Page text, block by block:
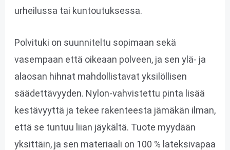
urheilussa tai kuntoutuksessa.
Polvituki on suunniteltu sopimaan sekä
vasempaan että oikeaan polveen, ja sen ylä- ja
alaosan hihnat mahdollistavat yksilöllisen
säädettävyyden. Nylon-vahvistettu pinta lisää
kestävyyttä ja tekee rakenteesta jämäkän ilman,
että se tuntuu liian jäykältä. Tuote myydään
yksittäin, ja sen materiaali on 100 % lateksivapaa